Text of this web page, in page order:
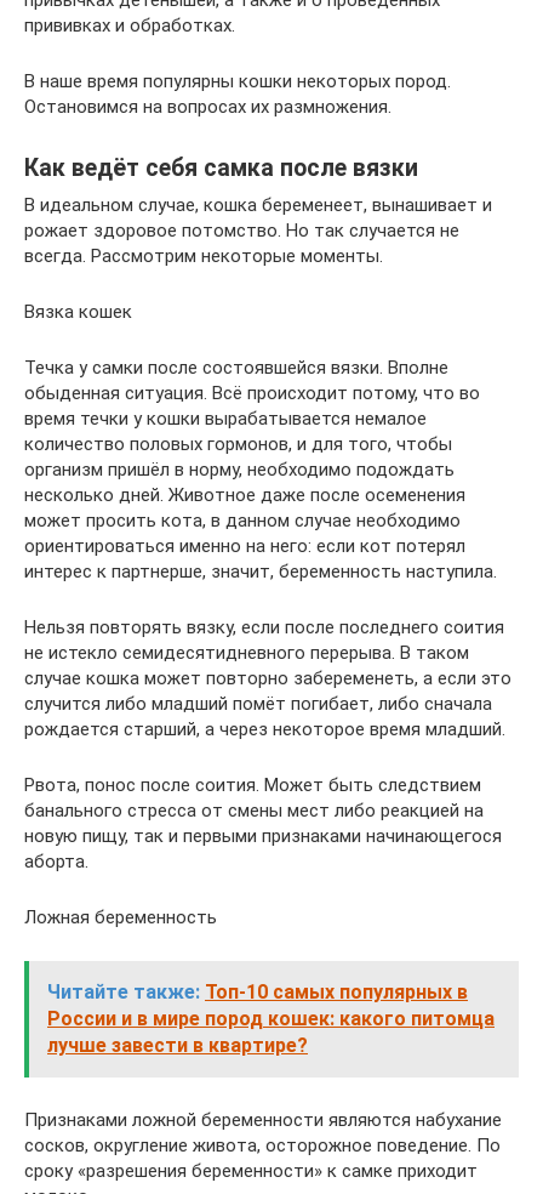
прививках и обработках.
В наше время популярны кошки некоторых пород.
Остановимся на вопросах их размножения.
Как ведёт себя самка после вязки
В идеальном случае, кошка беременеет, вынашивает и
рожает здоровое потомство. Но так случается не
всегда. Рассмотрим некоторые моменты.
Вязка кошек
Течка у самки после состоявшейся вязки. Вполне
обыденная ситуация. Всё происходит потому, что во
время течки у кошки вырабатывается немалое
количество половых гормонов, и для того, чтобы
организм пришёл в норму, необходимо подождать
несколько дней. Животное даже после осеменения
может просить кота, в данном случае необходимо
ориентироваться именно на него: если кот потерял
интерес к партнерше, значит, беременность наступила.
Нельзя повторять вязку, если после последнего соития
не истекло семидесятидневного перерыва. В таком
случае кошка может повторно забеременеть, а если это
случится либо младший помёт погибает, либо сначала
рождается старший, а через некоторое время младший.
Рвота, понос после соития. Может быть следствием
банального стресса от смены мест либо реакцией на
новую пищу, так и первыми признаками начинающегося
аборта.
Ложная беременность
Читайте также: Топ-10 самых популярных в
России и в мире пород кошек: какого питомца
лучше завести в квартире?
Признаками ложной беременности являются набухание
сосков, округление живота, осторожное поведение. По
сроку «разрешения беременности» к самке приходит